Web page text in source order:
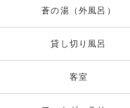
蒼の湯（外風呂）
貸し切り風呂
客室